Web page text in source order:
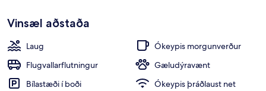
uppáhaldi
hjá
gestum
p
p
e
n
Vinsæl aðstaða
Laug
Ókeypis morgunverður
Flugvallarflutningur
Gæludýravænt
Bílastæði í boði
Ókeypis þráðlaust net